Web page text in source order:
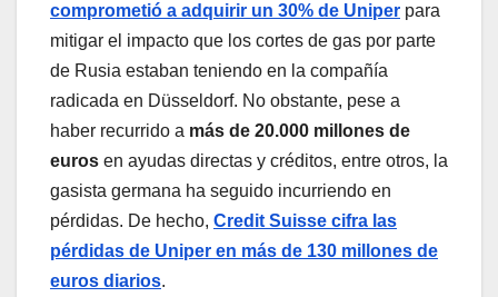
comprometió a adquirir un 30% de Uniper para
mitigar el impacto que los cortes de gas por parte
de Rusia estaban teniendo en la compañía
radicada en Düsseldorf. No obstante, pese a
haber recurrido a más de 20.000 millones de
euros en ayudas directas y créditos, entre otros, la
gasista germana ha seguido incurriendo en
pérdidas. De hecho, Credit Suisse cifra las
pérdidas de Uniper en más de 130 millones de
euros diarios.